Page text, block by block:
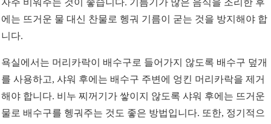
자주 비워주는 것이 좋습니다. 기름기가 많은 음식을 조리한 후
에는 뜨거운 물 대신 찬물로 헹궈 기름이 굳는 것을 방지해야 합
니다.
욕실에서는 머리카락이 배수구로 들어가지 않도록 배수구 덮개
를 사용하고, 샤워 후에는 배수구 주변에 엉킨 머리카락을 제거
해야 합니다. 비누 찌꺼기가 쌓이지 않도록 샤워 후에는 뜨거운
물로 배수구를 헹궈주는 것도 좋은 방법입니다. 또한, 정기적으